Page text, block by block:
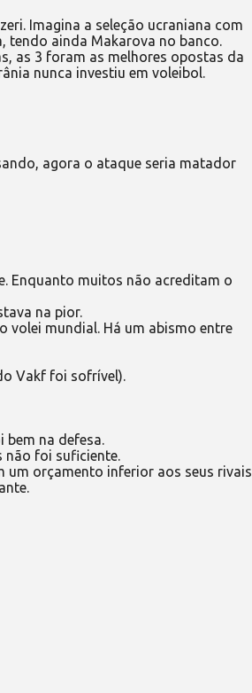
Imagina a seleção ucraniana com
tendo ainda Makarova no banco.
as 3 foram as melhores opostas da
nunca investiu em voleibol.
agora o ataque seria matador
Enquanto muitos não acreditam o
na pior.
volei mundial. Há um abismo entre
Vakf foi sofrível).
bem na defesa.
não foi suficiente.
orçamento inferior aos seus rivais